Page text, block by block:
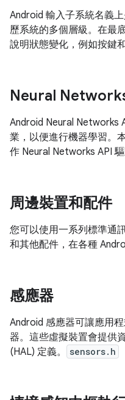
Android 輸入子系統名義
歷系統的多個層級。在最
說明狀態變化，例如按鍵
Neural
Android Neural Networks
業，以便進行機器學習。
作 Neural Networks API 驅
周邊裝置和配件
您可以使用一系列標準通
和其他配件，在各種
感應器
Android 感應器可讓應用
器。這些虛擬裝置會提供
(HAL) 定義。
sensors.h